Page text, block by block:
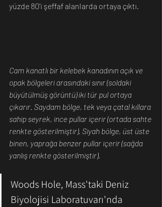
yüzde 80'i şeffaf alanlarda ortaya çıktı.
Cam kanatlı bir kelebek kanadının açık ve
opak bölgeleri arasındaki sınır (soldaki
büyütülmüş görüntü) iki tür pul ortaya
çıkarır. Saydam bölge, tek veya çatal kıllara
sahip seyrek, ince pullar içerir (ortada sahte
renkte gösterilmiştir). Siyah bölge, üst üste
binen, yaprağa benzer pullar içerir (sağda
yanlış renkte gösterilmiştir).
Woods Hole, Mass'taki Deniz
Biyolojisi Laboratuvarı'nda